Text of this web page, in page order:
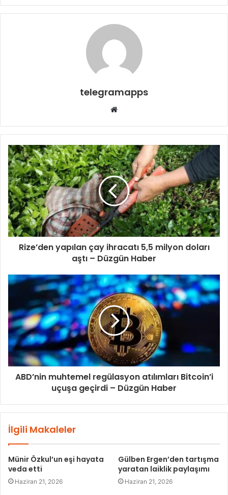
telegramapps
Web
Rize’den yapılan çay ihracatı 5,5 milyon doları
aştı – Düzgün Haber
ABD’nin muhtemel regülasyon atılımları Bitcoin’i
uçuşa geçirdi – Düzgün Haber
İlgili Makaleler
Münir Özkul’un eşi hayata
veda etti
Haziran 21, 2026
Gülben Ergen’den tartışma
yaratan laiklik paylaşımı
Haziran 21, 2026